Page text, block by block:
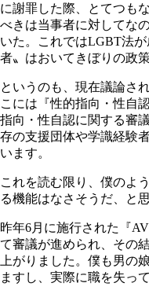
に謝罪した際、とてつも
べきは当事者に対してな
いた。これではLGBT法
者〟はおいてきぼりの政
というのも、現在議論さ
こには『性的指向・性自
指向・性自認に関する審
存の支援団体や学識経験
います。
これを読む限り、僕のよ
る機能はなさそうだ、と
昨年6月に施行された『
て審議が進められ、その
上がりました。僕も男の
ますし、実際に職を失っ